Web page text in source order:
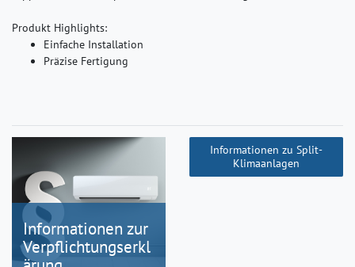
Produkt Highlights:
Einfache Installation
Präzise Fertigung
Informationen zur
Verpflichtungserkl
Informationen zu Split-
Klimaanlagen